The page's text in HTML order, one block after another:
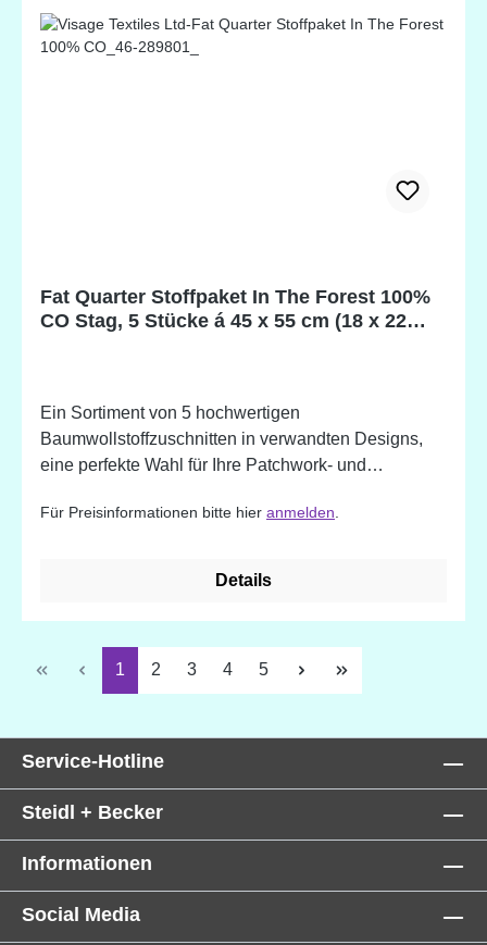
Fat Quarter Stoffpaket In The Forest 100%
CO Stag, 5 Stücke á 45 x 55 cm (18 x 22
Ein Sortiment von 5 hochwertigen
Baumwollstoffzuschnitten in verwandten Designs,
eine perfekte Wahl für Ihre Patchwork- und
England
Für Preisinformationen bitte hier anmelden
Details
Seite
1 Seite
2 Seite
3 Seite
4 Seite
5
Service-Hotline
Steidl + Becker
Informationen
Social Media